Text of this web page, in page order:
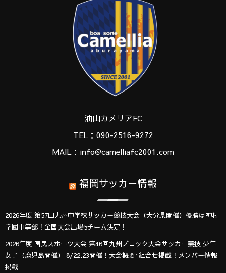
油山カメリアFC
TEL：090-2516-9272
MAIL：info@camelliafc2001.com
福岡サッカー情報
2026年度 第57回九州中学校サッカー競技大会（大分県開催）優勝は神村
学園中等部！全国大会出場5チーム決定！
2026年度 国民スポーツ大会 第46回九州ブロック大会サッカー競技 少年
女子（鹿児島開催） 8/22.23開催！大会概要･組合せ掲載！メンバー情報
掲載